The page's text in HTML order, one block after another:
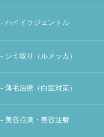
- ハイドラジェントル
- シミ取り（ルメッカ）
- 薄毛治療（白髪対策）
- 美容点滴・美容注射